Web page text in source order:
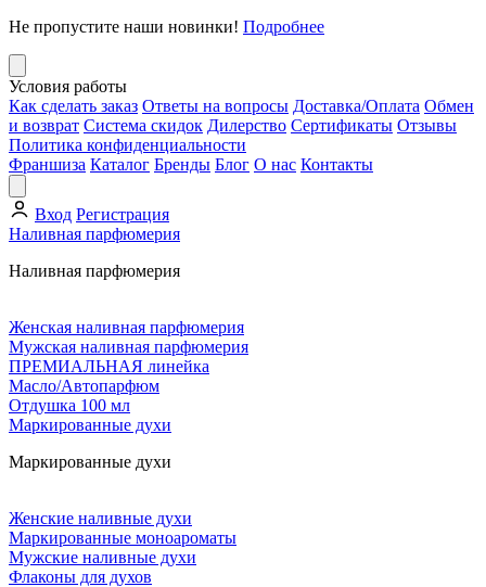
Не пропустите наши новинки! Подробнее
Условия работы
Как сделать заказ Ответы на вопросы Доставка/Оплата Обмен
и возврат Система скидок Дилерство Сертификаты Отзывы
Политика конфиденциальности
Франшиза Каталог Бренды Блог О нас Контакты
Вход Регистрация
Наливная парфюмерия
Наливная парфюмерия
Женская наливная парфюмерия
Мужская наливная парфюмерия
ПРЕМИАЛЬНАЯ линейка
Масло/Автопарфюм
Отдушка 100 мл
Маркированные духи
Маркированные духи
Женские наливные духи
Маркированные моноароматы
Мужские наливные духи
Флаконы для духов